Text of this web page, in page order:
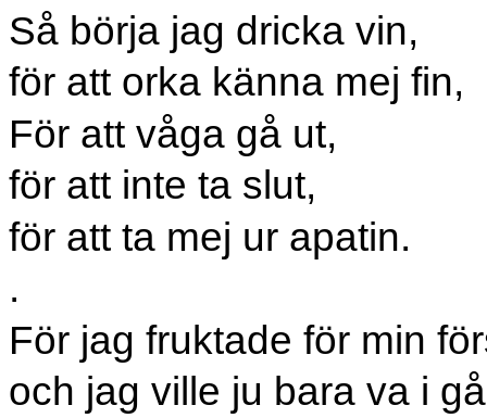
Så börja jag dricka vin,
för att orka känna mej fin,
För att våga gå ut,
för att inte ta slut,
för att ta mej ur apatin.
.
För jag fruktade för min
och jag ville ju bara va i